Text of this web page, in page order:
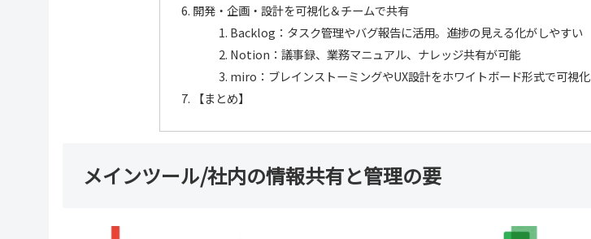
開発・企画・設計を可視化＆チームで共有
Backlog：タスク管理やバグ報告に活用。進捗の見える化がしやすい
Notion：議事録、業務マニュアル、ナレッジ共有が可能
miro：ブレインストーミングやUX設計をホワイトボード形式で可視化
【まとめ】
メインツール/社内の情報共有と管理の要